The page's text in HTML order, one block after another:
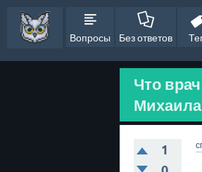
Вопросы Без ответов
Что
1